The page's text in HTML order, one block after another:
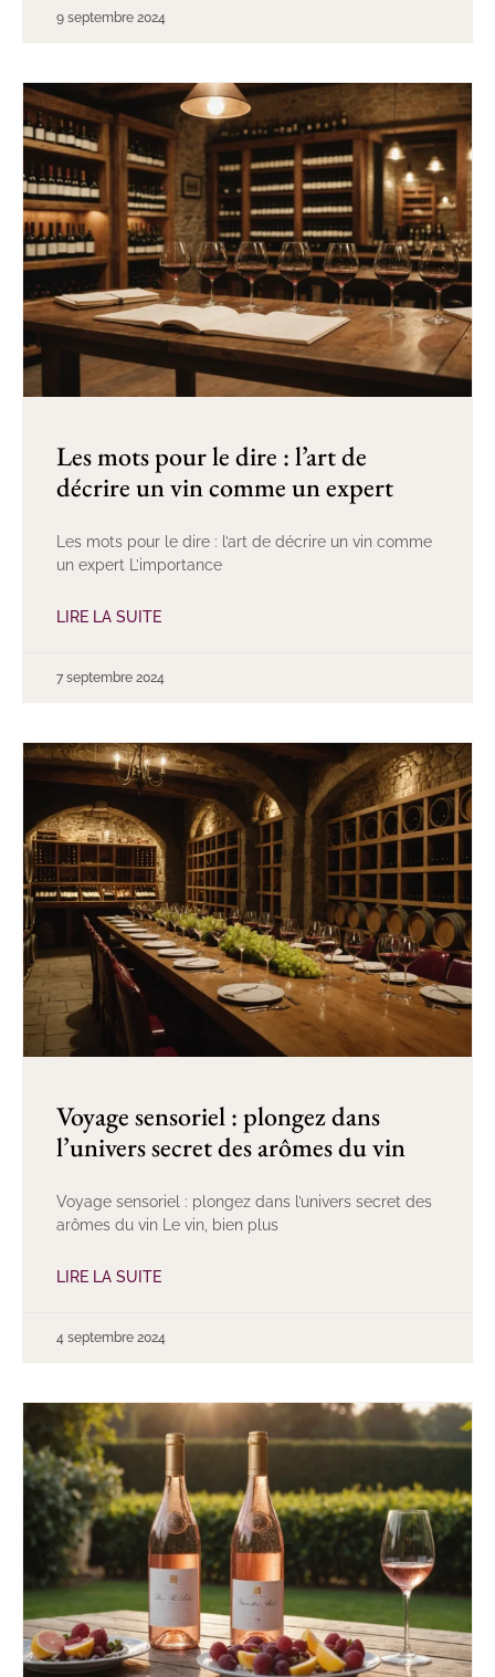
9 septembre 2024
Les mots pour le dire : l’art de
décrire un vin comme un expert
Les mots pour le dire : l’art de décrire un vin comme
un expert L’importance
LIRE LA SUITE
7 septembre 2024
Voyage sensoriel : plongez dans
l’univers secret des arômes du vin
Voyage sensoriel : plongez dans l’univers secret des
arômes du vin Le vin, bien plus
LIRE LA SUITE
4 septembre 2024